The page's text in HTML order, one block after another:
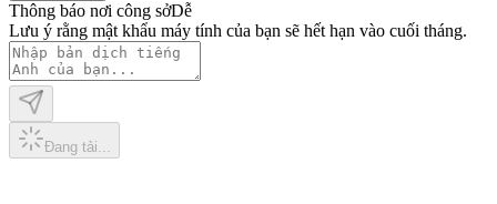
Thông báo nơi công sởDễ
Lưu ý rằng mật khẩu máy tính của bạn sẽ hết hạn vào cuối tháng.
Đang tải...